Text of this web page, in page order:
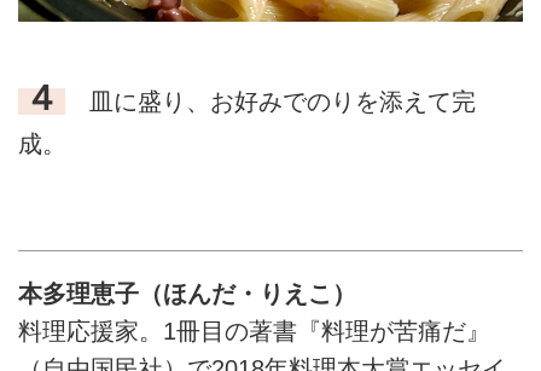
４
皿に盛り、お好みでのりを添えて完
成。
本多理恵子（ほんだ・りえこ）
料理応援家。1冊目の著書『料理が苦痛だ』